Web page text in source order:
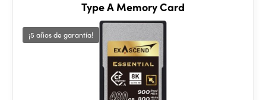
Type A Memory Card
¡5 años de garantía!